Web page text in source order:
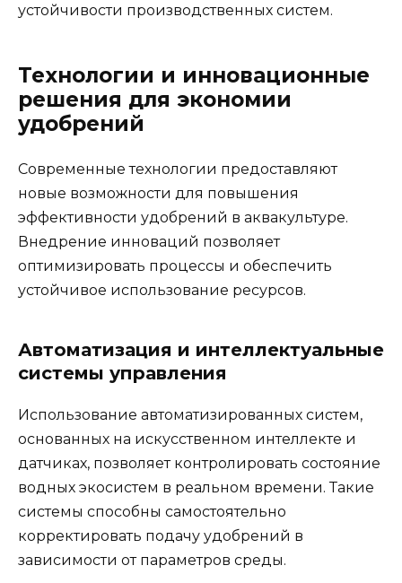
устойчивости производственных систем.
Технологии и инновационные
решения для экономии
удобрений
Современные технологии предоставляют
новые возможности для повышения
эффективности удобрений в аквакультуре.
Внедрение инноваций позволяет
оптимизировать процессы и обеспечить
устойчивое использование ресурсов.
Автоматизация и интеллектуальные
системы управления
Использование автоматизированных систем,
основанных на искусственном интеллекте и
датчиках, позволяет контролировать состояние
водных экосистем в реальном времени. Такие
системы способны самостоятельно
корректировать подачу удобрений в
зависимости от параметров среды.